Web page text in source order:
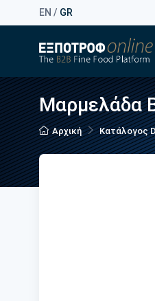
EN / GR
Μαρμελάδα
Αρχική Κατάλογος